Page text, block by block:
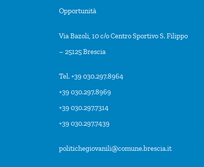
Opportunità
Via Bazoli, 10 c/o Centro Sportivo S. Filippo
– 25125 Brescia
Tel. +39 030.297.8964
+39 030.297.8969
+39 030.297.7314
+39 030.297.7439
politichegiovanili@comune.brescia.it